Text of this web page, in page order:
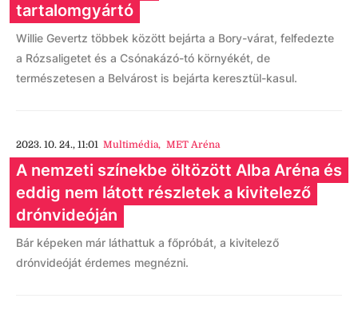
tartalomgyártó
Willie Gevertz többek között bejárta a Bory-várat, felfedezte
a Rózsaligetet és a Csónakázó-tó környékét, de
természetesen a Belvárost is bejárta keresztül-kasul.
2023. 10. 24., 11:01 Multimédia, MET Aréna
A nemzeti színekbe öltözött Alba Aréna és
eddig nem látott részletek a kivitelező
drónvideóján
Bár képeken már láthattuk a főpróbát, a kivitelező
drónvideóját érdemes megnézni.